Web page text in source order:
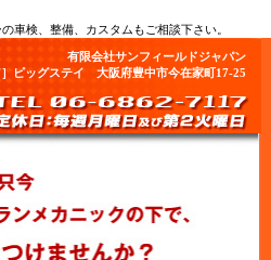
車検、整備、カスタムもご相談下さい。
有限会社サンフィールドジャパン
ピッグステイ 大阪府豊中市今在家町17-25